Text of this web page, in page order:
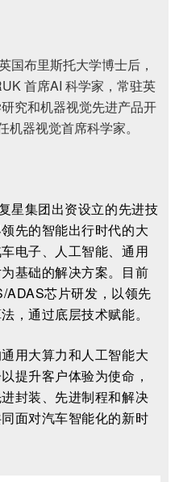
国布里斯托大学博士后，
首席AI 科学家，常驻英
究和机器视觉先进产品开
器视觉首席科学家。
星集团出资设立的先进技
先的智能出行时代的大
电子、人工智能、通用
基础的解决方案。目前
ADAS芯片研发，以领先
，通过底层技术赋能。
⽤⼤算⼒和⼈⼯智能⼤
提升客户体验为使命，
封装、先进制程和解决
⾯对汽⻋智能化的新时